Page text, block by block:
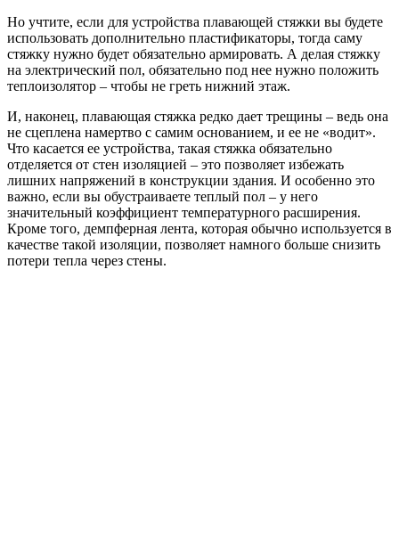
Но учтите, если для устройства плавающей стяжки вы будете
использовать дополнительно пластификаторы, тогда саму
стяжку нужно будет обязательно армировать. А делая стяжку
на электрический пол, обязательно под нее нужно положить
теплоизолятор – чтобы не греть нижний этаж.
И, наконец, плавающая стяжка редко дает трещины – ведь она
не сцеплена намертво с самим основанием, и ее не «водит».
Что касается ее устройства, такая стяжка обязательно
отделяется от стен изоляцией – это позволяет избежать
лишних напряжений в конструкции здания. И особенно это
важно, если вы обустраиваете теплый пол – у него
значительный коэффициент температурного расширения.
Кроме того, демпферная лента, которая обычно используется в
качестве такой изоляции, позволяет намного больше снизить
потери тепла через стены.